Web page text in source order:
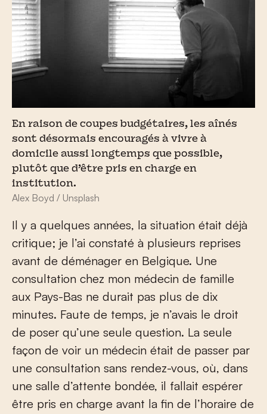
En raison de coupes budgétaires, les aînés
sont désormais encouragés à vivre à
domicile aussi longtemps que possible,
plutôt que d’être pris en charge en
institution.
Alex Boyd / Unsplash
Il y a quelques années, la situation était déjà
critique; je l’ai constaté à plusieurs reprises
avant de déménager en Belgique. Une
consultation chez mon médecin de famille
aux Pays-Bas ne durait pas plus de dix
minutes. Faute de temps, je n’avais le droit
de poser qu’une seule question. La seule
façon de voir un médecin était de passer par
une consultation sans rendez-vous, où, dans
une salle d’attente bondée, il fallait espérer
être pris en charge avant la fin de l’horaire de